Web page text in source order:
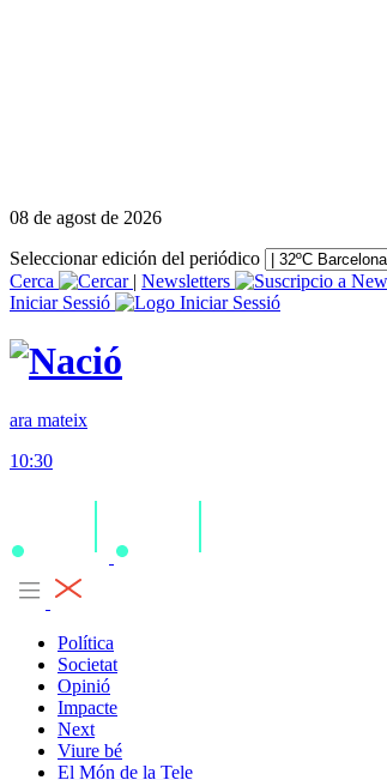
08 de agost de 2026
Seleccionar edición del periódico
Cerca
| Newsletters
Iniciar Sessió
ara mateix
10:30
Política
Societat
Opinió
Impacte
Next
Viure bé
El Món de la Tele